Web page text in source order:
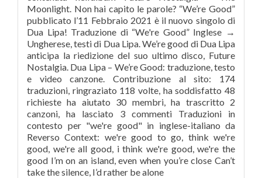
Moonlight. Non hai capito le parole? “We’re Good”
pubblicato l’11 Febbraio 2021 è il nuovo singolo di
Dua Lipa! Traduzione di “We're Good” Inglese →
Ungherese, testi di Dua Lipa. We’re good di Dua Lipa
anticipa la riedizione del suo ultimo disco, Future
Nostalgia. Dua Lipa – We’re Good: traduzione, testo
e video canzone. Contribuzione al sito: 174
traduzioni, ringraziato 118 volte, ha soddisfatto 48
richieste ha aiutato 30 membri, ha trascritto 2
canzoni, ha lasciato 3 commenti Traduzioni in
contesto per "we're good" in inglese-italiano da
Reverso Context: we're good to go, think we're
good, we're all good, i think we're good, we're the
good I’m on an island, even when you’re close Can’t
take the silence, I’d rather be alone